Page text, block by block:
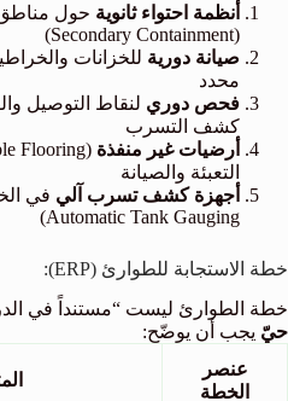
أنظمة احتواء ثانوية حول مناطق
(Secondary Containment)
صيانة دورية للخزانات
محدد
فحص دوري لنقاط التوصيل
كشف التسرب
أرضيات غير منفذة
التعبئة والصيانة
أجهزة كشف تسرب آلي
Automatic Tank Gauging)
خطة الاستجابة للطوارئ (ERP):
خطة الطوارئ ليست “مستنداً في
حيّ يجب أن يوضّح:
عنصر
الخطة